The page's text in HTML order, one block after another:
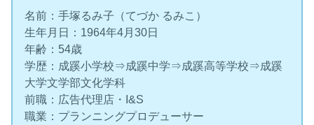
名前：手塚るみ子（てづか るみこ）
生年月日：1964年4月30日
年齢：54歳
学歴：成蹊小学校⇒成蹊中学⇒成蹊高等学校⇒成蹊
大学文学部文化学科
前職：広告代理店・I&S
職業：プランニングプロデューサー